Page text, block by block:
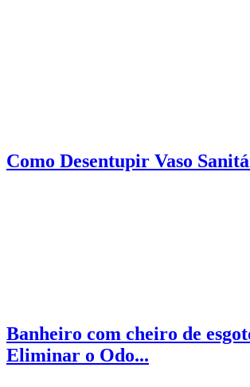
Como Desentupir Vaso
Banheiro com cheiro de
Eliminar o Odo...